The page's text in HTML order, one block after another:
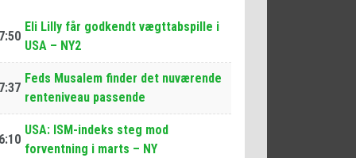
Eli Lilly får godkendt vægttabspille i
USA – NY2
Feds Musalem finder det nuværende
renteniveau passende
USA: ISM-indeks steg mod
forventning i marts – NY